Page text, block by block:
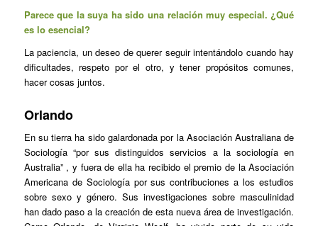
Parece que la suya ha sido una relación muy especial. ¿Qué
es lo esencial?
La paciencia, un deseo de querer seguir intentándolo cuando hay
dificultades, respeto por el otro, y tener propósitos comunes,
hacer cosas juntos.
Orlando
En su tierra ha sido galardonada por la Asociación Australiana de
Sociología “por sus distinguidos servicios a la sociología en
Australia” , y fuera de ella ha recibido el premio de la Asociación
Americana de Sociología por sus contribuciones a los estudios
sobre sexo y género. Sus investigaciones sobre masculinidad
han dado paso a la creación de esta nueva área de investigación.